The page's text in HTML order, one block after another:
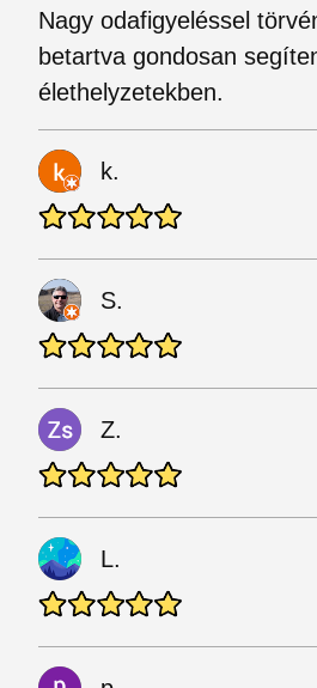
Nagy odafigyeléssel
betartva gondosan
élethelyzetekben.
k.
S.
Z.
L.